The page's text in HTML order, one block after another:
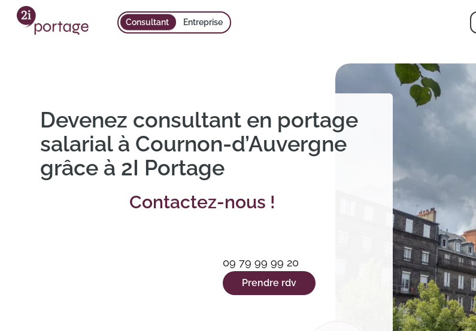
Consultant Entreprise
Devenez consultant en portage
salarial à Cournon-d’Auvergne
grâce à 2I Portage
Contactez-nous !
09 79 99 99 20
Prendre rdv